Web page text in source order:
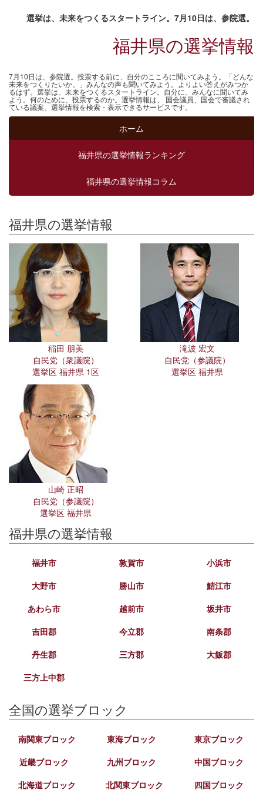
選挙は、未来をつくるスタートライン。7月10日は、参院選。
福井県の選挙情報
7月10日は、参院選。投票する前に、自分のこころに聞いてみよう。「どんな
未来をつくりたいか。」みんなの声も聞いてみよう。よりよい答えがみつか
るはず。選挙は、未来をつくるスタートライン。自分に、みんなに聞いてみ
よう。何のために、投票するのか。選挙情報は、 国会議員、国会で審議され
ている議案、選挙情報を検索・表示できるサービスです。
ホーム
福井県の選挙情報ランキング
福井県の選挙情報コラム
福井県の選挙情報
稲田 朋美
自民党（衆議院）
選挙区 福井県 1区
滝波 宏文
自民党（参議院）
選挙区 福井県
山崎 正昭
自民党（参議院）
選挙区 福井県
福井県の選挙情報
福井市 敦賀市
小浜市
大野市
勝山市
鯖江市
あわら市
越前市
坂井市
吉田郡
今立郡
南条郡
丹生郡
三方郡
大飯郡
三方上中郡
全国の選挙ブロック
南関東ブロック 東海ブロック
東京ブロック
近畿ブロック
九州ブロック
中国ブロック
北海道ブロック
北関東ブロック 四国ブロック